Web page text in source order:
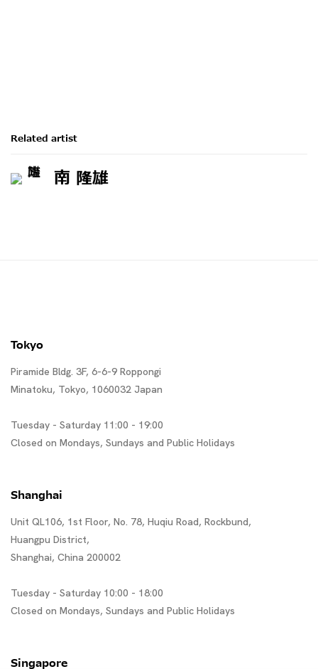
Related artist
南 隆雄
Tokyo
Piramide Bldg. 3F, 6-6-9 Roppongi
Minatoku, Tokyo, 1060032 Japan
Tuesday - Saturday 11:00 - 19:00
Closed on Mondays, Sundays and Public Holidays
Shanghai
Unit QL106, 1st Floor, No. 78, Huqiu Road, Rockbund,
Huangpu District,
Shanghai, China 200002
Tuesday - Saturday 10:00 - 18:00
Closed on Mondays, Sundays and Public Holidays
Singapore